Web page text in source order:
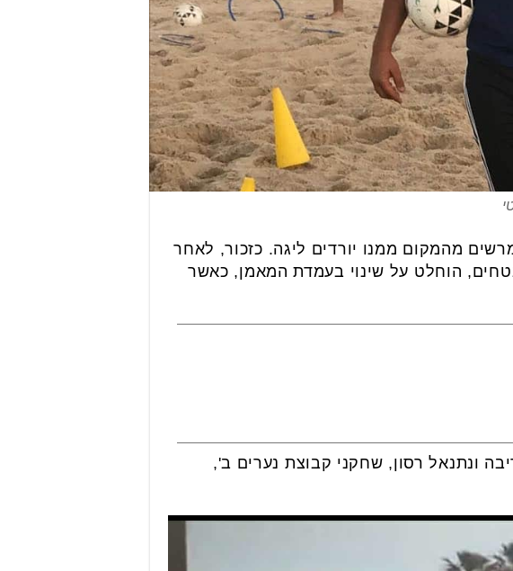
מהמקום ממנו יורדים ליגה. כזכור, לאחר
הוחלט על שינוי בעמדת המאמן, כאשר
ונתנאל רסון, שחקני קבוצת נערים ב',